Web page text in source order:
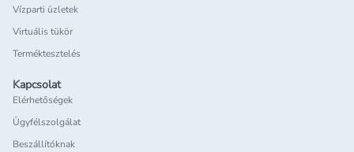
Vízparti üzletek
Virtuális tükör
Terméktesztelés
Kapcsolat
Elérhetőségek
Ügyfélszolgálat
Beszállítóknak